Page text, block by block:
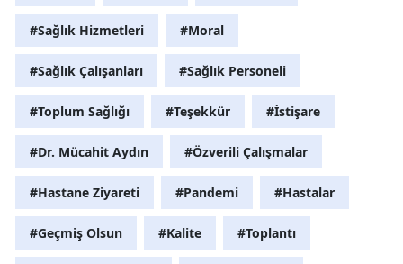
#Sağlık Hizmetleri #Moral
#Sağlık Çalışanları #Sağlık Personeli
#Toplum Sağlığı #Teşekkür #İstişare
#Dr. Mücahit Aydın #Özverili Çalışmalar
#Hastane Ziyareti #Pandemi #Hastalar
#Geçmiş Olsun #Kalite #Toplantı